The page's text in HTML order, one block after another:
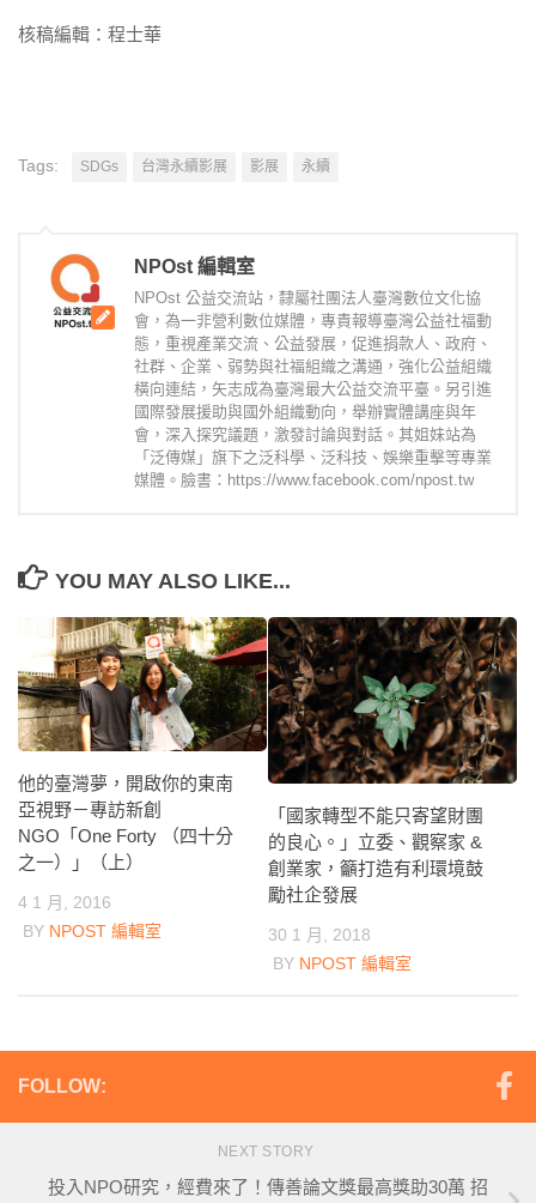
核稿編輯：程士華
Tags: SDGs 台灣永續影展 影展 永續
NPOst 編輯室
NPOst 公益交流站，隸屬社團法人臺灣數位文化協
會，為一非營利數位媒體，專責報導臺灣公益社福動
態，重視產業交流、公益發展，促進捐款人、政府、
社群、企業、弱勢與社福組織之溝通，強化公益組織
橫向連結，矢志成為臺灣最大公益交流平臺。另引進
國際發展援助與國外組織動向，舉辦實體講座與年
會，深入探究議題，激發討論與對話。其姐妹站為
「泛傳媒」旗下之泛科學、泛科技、娛樂重擊等專業
媒體。臉書：https://www.facebook.com/npost.tw
YOU MAY ALSO LIKE...
他的臺灣夢，開啟你的東南
亞視野－專訪新創
NGO「One Forty （四十分
之一）」（上）
4 1 月, 2016
BY NPOST 編輯室
「國家轉型不能只寄望財團
的良心。」立委、觀察家 &
創業家，籲打造有利環境鼓
勵社企發展
30 1 月, 2018
BY NPOST 編輯室
FOLLOW:
NEXT STORY
投入NPO研究，經費來了！傳善論文獎最高獎助30萬 招